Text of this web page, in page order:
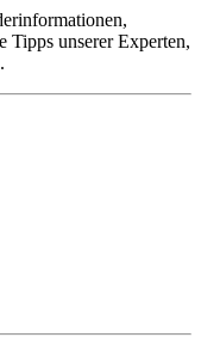
Tipps unserer Experten,